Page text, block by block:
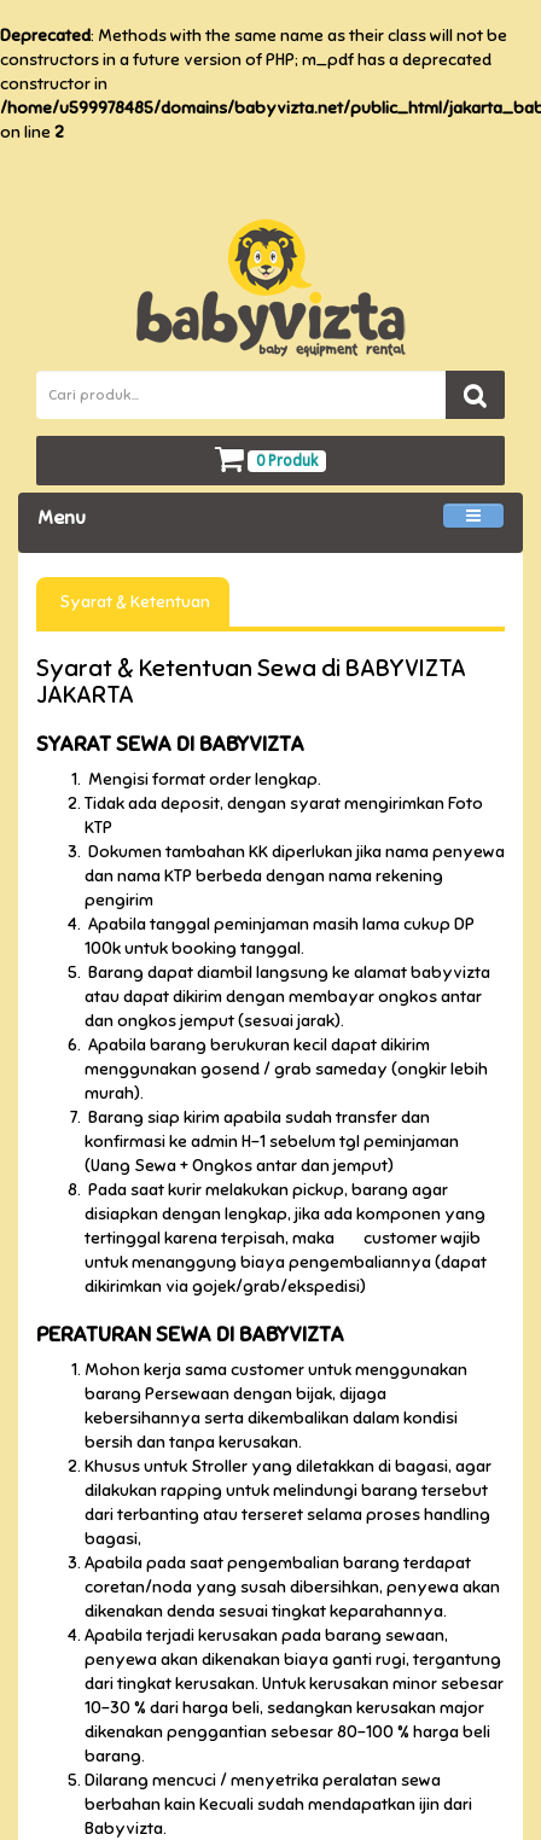
Deprecated: Methods with the same name as their class will not be
constructors in a future version of PHP; m_pdf has a deprecated
constructor in
/home/u599978485/domains/babyvizta.net/public_html/
on line 2
0 Produk
Menu
Syarat & Ketentuan
Syarat & Ketentuan Sewa di BABYVIZTA
JAKARTA
SYARAT SEWA DI BABYVIZTA
Mengisi format order lengkap.
Tidak ada deposit, dengan syarat mengirimkan Foto
KTP
Dokumen tambahan KK diperlukan jika nama penyewa
dan nama KTP berbeda dengan nama rekening
pengirim
Apabila tanggal peminjaman masih lama cukup DP
100k untuk booking tanggal.
Barang dapat diambil langsung ke alamat babyvizta
atau dapat dikirim dengan membayar ongkos antar
dan ongkos jemput (sesuai jarak).
Apabila barang berukuran kecil dapat dikirim
menggunakan gosend / grab sameday (ongkir lebih
murah).
Barang siap kirim apabila sudah transfer dan
konfirmasi ke admin H-1 sebelum tgl peminjaman
(Uang Sewa + Ongkos antar dan jemput)
Pada saat kurir melakukan pickup, barang agar
disiapkan dengan lengkap, jika ada komponen yang
tertinggal karena terpisah, maka customer wajib
untuk menanggung biaya pengembaliannya (dapat
dikirimkan via gojek/grab/ekspedisi)
PERATURAN SEWA DI BABYVIZTA
Mohon kerja sama customer untuk menggunakan
barang Persewaan dengan bijak, dijaga
kebersihannya serta dikembalikan dalam kondisi
bersih dan tanpa kerusakan.
Khusus untuk Stroller yang diletakkan di bagasi, agar
dilakukan rapping untuk melindungi barang tersebut
dari terbanting atau terseret selama proses handling
bagasi,
Apabila pada saat pengembalian barang terdapat
coretan/noda yang susah dibersihkan, penyewa akan
dikenakan denda sesuai tingkat keparahannya.
Apabila terjadi kerusakan pada barang sewaan,
penyewa akan dikenakan biaya ganti rugi, tergantung
dari tingkat kerusakan. Untuk kerusakan minor sebesar
10-30 % dari harga beli, sedangkan kerusakan major
dikenakan penggantian sebesar 80-100 % harga beli
barang.
Dilarang mencuci / menyetrika peralatan sewa
berbahan kain Kecuali sudah mendapatkan ijin dari
Babyvizta.